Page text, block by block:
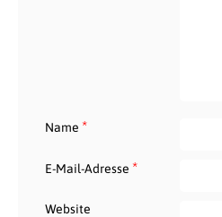
Name *
E-Mail-Adresse *
Website